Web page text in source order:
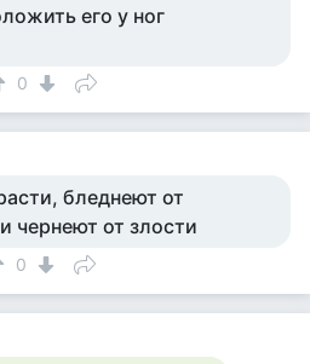
его у ног
0
бледнеют от
чернеют от злости
0